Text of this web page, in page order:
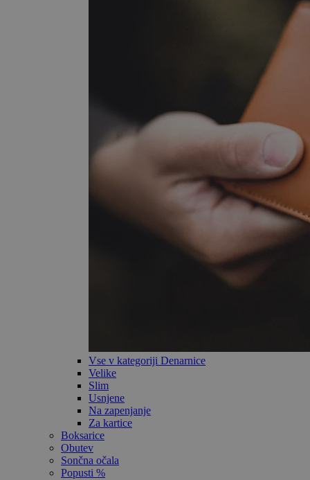
Vse v kategoriji Denarnice
Velike
Slim
Usnjene
Na zapenjanje
Za kartice
Boksarice
Obutev
Sončna očala
Popusti %